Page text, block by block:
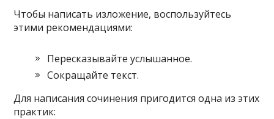
Чтобы написать изложение, воспользуйтесь
этими рекомендациями:
Пересказывайте услышанное.
Сокращайте текст.
Для написания сочинения пригодится одна из этих
практик: